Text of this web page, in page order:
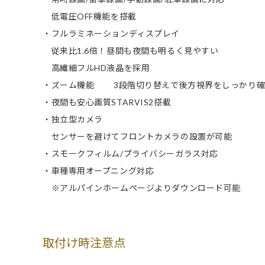
低電圧OFF機能を搭載
・フルラミネーションディスプレイ
従来比1.6倍！昼間も夜間も明るく見やすい
高繊細フルHD液晶を採用
・ズーム機能 3段階切り替えで後方視界をしっかり
・夜間も安心画質STARVIS2搭載
・独立型カメラ
センサーを避けてフロントカメラの設置が可能
・スモークフィルム/プライバシーガラス対応
・車種専用オープニング対応
※アルパインホームページよりダウンロード可能
取付け時注意点